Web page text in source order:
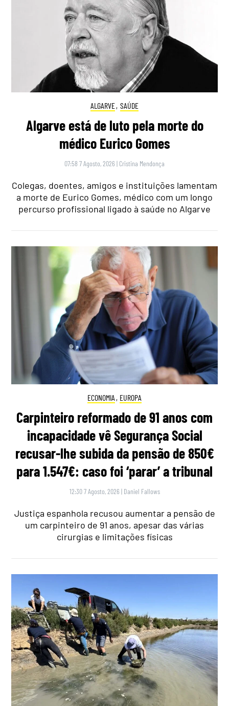
ALGARVE, SAÚDE
Algarve está de luto pela morte do
médico Eurico Gomes
07:58 7 Agosto, 2026 | Cristina Mendonça
Colegas, doentes, amigos e instituições lamentam
a morte de Eurico Gomes, médico com um longo
percurso profissional ligado à saúde no Algarve
ECONOMIA , EUROPA
Carpinteiro reformado de 91 anos com
incapacidade vê Segurança Social
recusar-lhe subida da pensão de 850€
para 1.547€: caso foi ‘parar’ a tribunal
12:30 7 Agosto, 2026 | Daniel Fallows
Justiça espanhola recusou aumentar a pensão de
um carpinteiro de 91 anos, apesar das várias
cirurgias e limitações físicas